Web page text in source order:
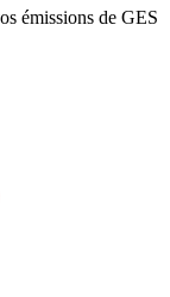
émissions de GES